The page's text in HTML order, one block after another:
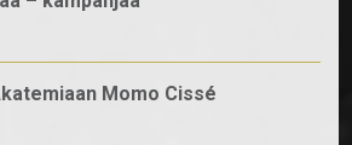
Momo Cissé